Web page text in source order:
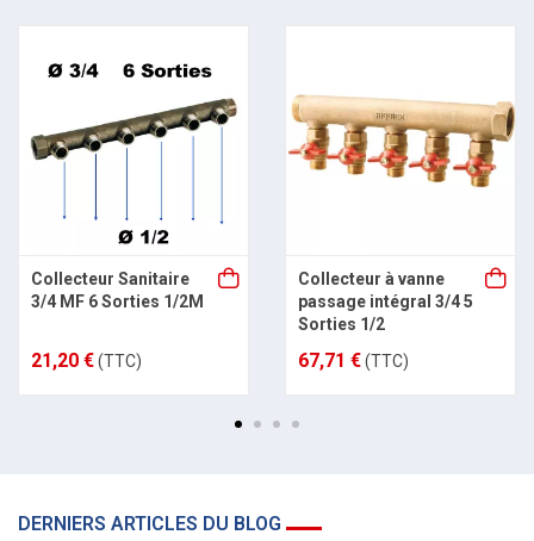
Collecteur Sanitaire
3/4 MF 6 Sorties 1/2M
21,20 €(TTC)
Collecteur à vanne
passage intégral 3/4 5
Sorties 1/2
67,71 €(TTC)
DERNIERS ARTICLES DU BLOG